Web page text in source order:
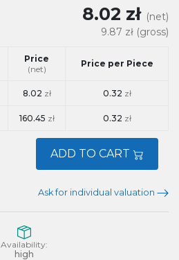
8.02 zł (net)
9.87 zł (gross)
Price
(net)
Price per Piece
8.02 zł 0.32 zł
160.45 zł 0.32 zł
ADD TO CART
Ask for individual valuation
Availability:
high